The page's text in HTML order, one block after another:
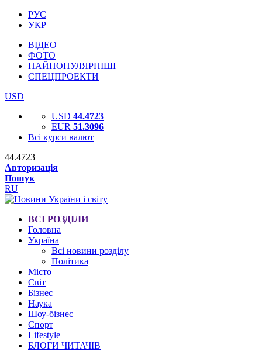
РУС
УКР
ВІДЕО
ФОТО
НАЙПОПУЛЯРНІШІ
СПЕЦПРОЕКТИ
USD
USD 44.4723
EUR 51.3096
Всі курси валют
44.4723
Авторизація
Пошук
RU
ВСІ РОЗДІЛИ
Головна
Україна
Всі новини розділу
Політика
Місто
Світ
Бізнес
Наука
Шоу-бізнес
Спорт
Lifestyle
БЛОГИ ЧИТАЧІВ